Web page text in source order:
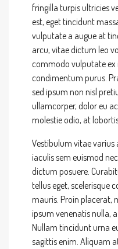
fringilla turpis ultricies
est, eget tincidunt
vulputate a augue at
arcu, vitae dictum leo
commodo vulputate ex
condimentum purus.
sed ipsum non nisl
ullamcorper, dolor eu
molestie odio, at
Vestibulum vitae varius
iaculis sem euismod
dictum posuere.
tellus eget, scelerisque
mauris. Proin placerat,
ipsum venenatis nulla,
Nullam tincidunt urna
sagittis enim. Aliquam